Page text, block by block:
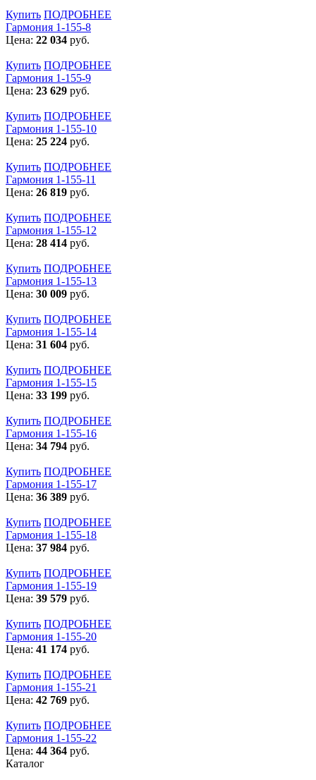
Купить ПОДРОБНЕЕ
Гармония 1-155-8
Цена: 22 034 руб.
Купить ПОДРОБНЕЕ
Гармония 1-155-9
Цена: 23 629 руб.
Купить ПОДРОБНЕЕ
Гармония 1-155-10
Цена: 25 224 руб.
Купить ПОДРОБНЕЕ
Гармония 1-155-11
Цена: 26 819 руб.
Купить ПОДРОБНЕЕ
Гармония 1-155-12
Цена: 28 414 руб.
Купить ПОДРОБНЕЕ
Гармония 1-155-13
Цена: 30 009 руб.
Купить ПОДРОБНЕЕ
Гармония 1-155-14
Цена: 31 604 руб.
Купить ПОДРОБНЕЕ
Гармония 1-155-15
Цена: 33 199 руб.
Купить ПОДРОБНЕЕ
Гармония 1-155-16
Цена: 34 794 руб.
Купить ПОДРОБНЕЕ
Гармония 1-155-17
Цена: 36 389 руб.
Купить ПОДРОБНЕЕ
Гармония 1-155-18
Цена: 37 984 руб.
Купить ПОДРОБНЕЕ
Гармония 1-155-19
Цена: 39 579 руб.
Купить ПОДРОБНЕЕ
Гармония 1-155-20
Цена: 41 174 руб.
Купить ПОДРОБНЕЕ
Гармония 1-155-21
Цена: 42 769 руб.
Купить ПОДРОБНЕЕ
Гармония 1-155-22
Цена: 44 364 руб.
Каталог